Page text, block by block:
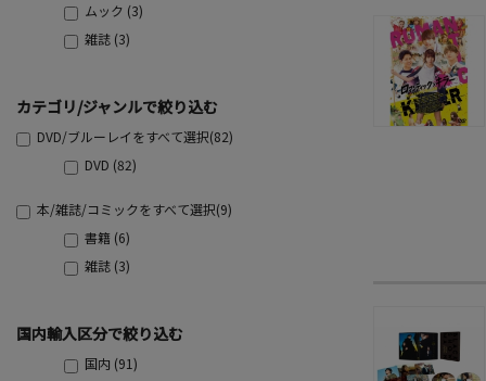
ムック (3)
雑誌 (3)
カテゴリ/ジャンルで絞り込む
DVD/ブルーレイをすべて選択(82)
DVD (82)
本/雑誌/コミックをすべて選択(9)
書籍 (6)
雑誌 (3)
国内輸入区分で絞り込む
国内 (91)